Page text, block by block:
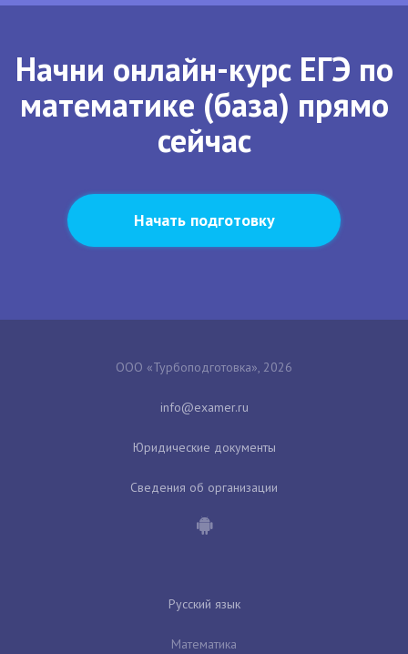
Начни онлайн-курс ЕГЭ по
математике (база) прямо
сейчас
Начать подготовку
ООО «Турбоподготовка», 2026
Юридические документы
Сведения об организации
Русский язык
Математика